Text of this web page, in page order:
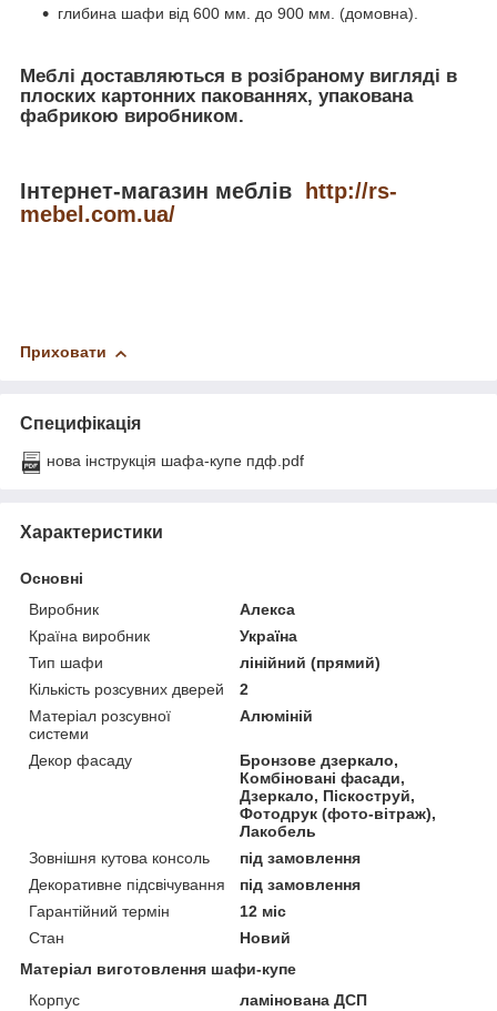
глибина шафи від 600 мм. до 900 мм. (домовна).
Меблі доставляються в розібраному вигляді в
плоских картонних пакованнях, упакована
фабрикою виробником.
Інтернет-магазин меблів
http://rs-
mebel.com.ua/
Приховати
Специфікація
нова інструкція шафа-купе пдф.pdf
Характеристики
Основні
Виробник
Алекса
Країна виробник
Україна
Тип шафи
лінійний (прямий)
Кількість розсувних дверей
2
Матеріал розсувної
системи
Алюміній
Декор фасаду
Бронзове дзеркало,
Комбіновані фасади,
Дзеркало, Піскоструй,
Фотодрук (фото-вітраж),
Лакобель
Зовнішня кутова консоль
під замовлення
Декоративне підсвічування
під замовлення
Гарантійний термін
12 міс
Стан
Новий
Матеріал виготовлення шафи-купе
Корпус
ламінована ДСП